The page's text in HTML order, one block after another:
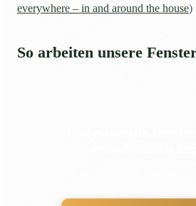
everywhere – in and around the house)
So arbeiten unsere